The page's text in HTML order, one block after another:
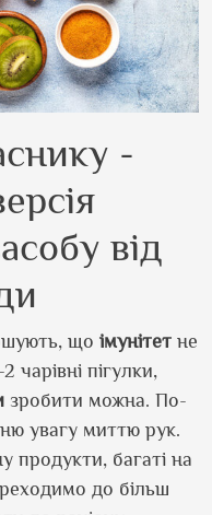
-
від
що імунітет не
пігулки,
зробити можна. По-
увагу миттю рук.
продукти, багаті на
до більш